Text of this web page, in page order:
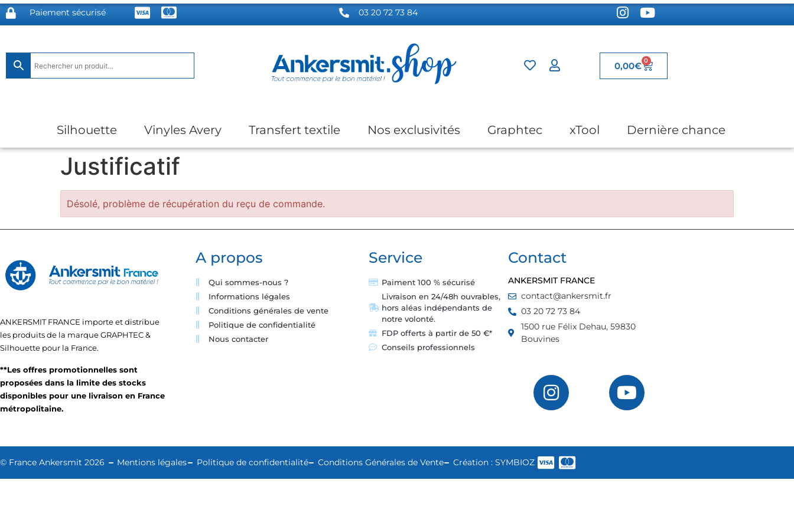
Paiement sécurisé 03 20 72 73 84
0,00€ 0
Silhouette Vinyles Avery Transfert textile Nos exclusivités Graphtec xTool Dernière chance
Justificatif
Désolé, problème de récupération du reçu de commande.
ANKERSMIT FRANCE importe et distribue
les produits de la marque GRAPHTEC &
Silhouette pour la France.
**Les offres promotionnelles sont
proposées dans la limite des stocks
disponibles pour une livraison en France
métropolitaine.
A propos
Qui sommes-nous ?
Informations légales
Conditions générales de vente
Politique de confidentialité
Nous contacter
Service
Paiment 100 % sécurisé
Livraison en 24/48h ouvrables,
hors aléas indépendants de
notre volonté.
FDP offerts à partir de 50 €*
Conseils professionnels
Contact
ANKERSMIT FRANCE
contact@ankersmit.fr
03 20 72 73 84
1500 rue Félix Dehau, 59830
Bouvines
© France Ankersmit 2026 Mentions légales Politique de confidentialité Conditions Générales de Vente Création : SYMBIOZ